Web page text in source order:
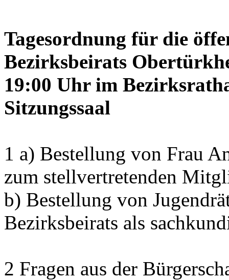
Tagesordnung für die
Bezirksbeirats
19:00 Uhr im
Sitzungssaal
1 a) Bestellung von Frau
zum stellvertretenden
b) Bestellung von
Bezirksbeirats als
2 Fragen aus der